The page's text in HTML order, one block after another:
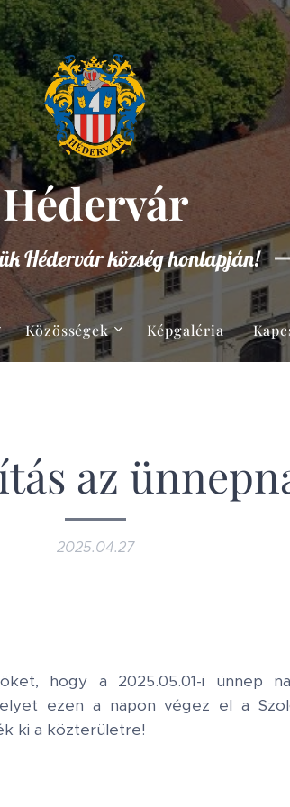
Hédervár
Hédervár község honlapján!
Közösségek Képgaléria
az
2025.04.27
hogy a 2025.05.01-i ünnep
ezen a napon végez el a
ki a közterületre!